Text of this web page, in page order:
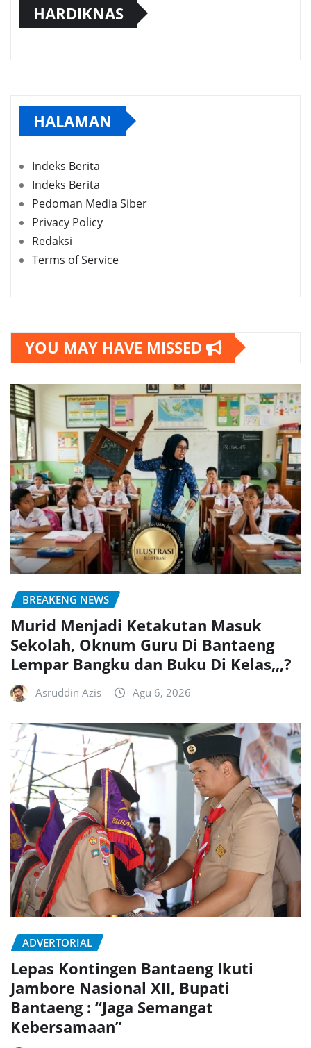
HARDIKNAS
HALAMAN
Indeks Berita
Indeks Berita
Pedoman Media Siber
Privacy Policy
Redaksi
Terms of Service
YOU MAY HAVE MISSED
BREAKENG NEWS
Murid Menjadi Ketakutan Masuk
Sekolah, Oknum Guru Di Bantaeng
Lempar Bangku dan Buku Di Kelas,,,?
Asruddin Azis Agu 6, 2026
ADVERTORIAL
Lepas Kontingen Bantaeng Ikuti
Jambore Nasional XII, Bupati
Bantaeng : “Jaga Semangat
Kebersamaan”